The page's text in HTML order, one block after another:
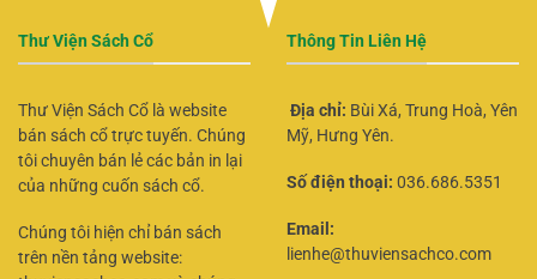
Thư Viện Sách Cổ
Thư Viện Sách Cổ là website
bán sách cổ trực tuyến. Chúng
tôi chuyên bán lẻ các bản in lại
của những cuốn sách cổ.
Chúng tôi hiện chỉ bán sách
trên nền tảng website:
Thông Tin Liên Hệ
Địa chỉ: Bùi Xá, Trung Hoà, Yên
Mỹ, Hưng Yên.
Số điện thoại: 036.686.5351
Email:
lienhe@thuviensachco.com